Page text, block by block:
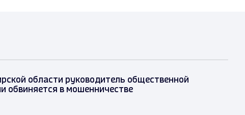
области руководитель общественной
обвиняется в мошенничестве